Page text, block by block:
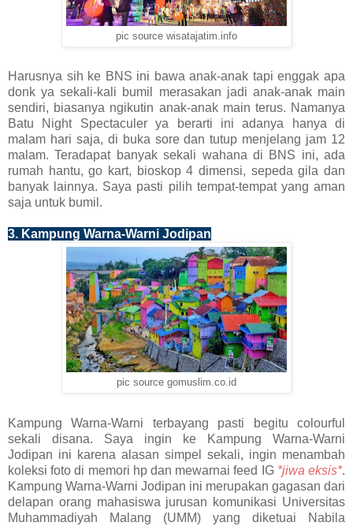
pic source wisatajatim.info
Harusnya sih ke BNS ini bawa anak-anak tapi enggak apa
donk ya sekali-kali bumil merasakan jadi anak-anak main
sendiri, biasanya ngikutin anak-anak main terus. Namanya
Batu Night Spectaculer ya berarti ini adanya hanya di
malam hari saja, di buka sore dan tutup menjelang jam 12
malam. Teradapat banyak sekali wahana di BNS ini, ada
rumah hantu, go kart, bioskop 4 dimensi, sepeda gila dan
banyak lainnya. Saya pasti pilih tempat-tempat yang aman
saja untuk bumil.
3. Kampung Warna-Warni Jodipan
pic source gomuslim.co.id
Kampung Warna-Warni terbayang pasti begitu colourful
sekali disana. Saya ingin ke Kampung Warna-Warni
Jodipan ini karena alasan simpel sekali, ingin menambah
koleksi foto di memori hp dan mewarnai feed IG *jiwa eksis*.
Kampung Warna-Warni Jodipan ini merupakan gagasan dari
delapan orang mahasiswa jurusan komunikasi Universitas
Muhammadiyah Malang (UMM) yang diketuai Nabila